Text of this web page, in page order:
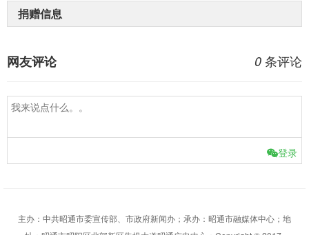
捐赠信息
0 条评论
网友评论
登录
主办：中共昭通市委宣传部、市政府新闻办；承办：昭通市融媒体中心；地